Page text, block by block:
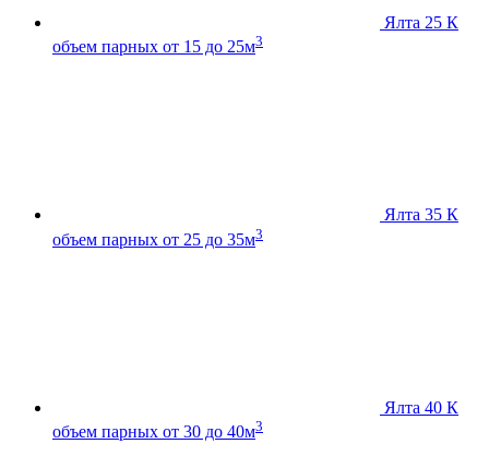
Ялта 25 К
объем парных от 15 до 25м3
Ялта 35 К
объем парных от 25 до 35м3
Ялта 40 К
объем парных от 30 до 40м3